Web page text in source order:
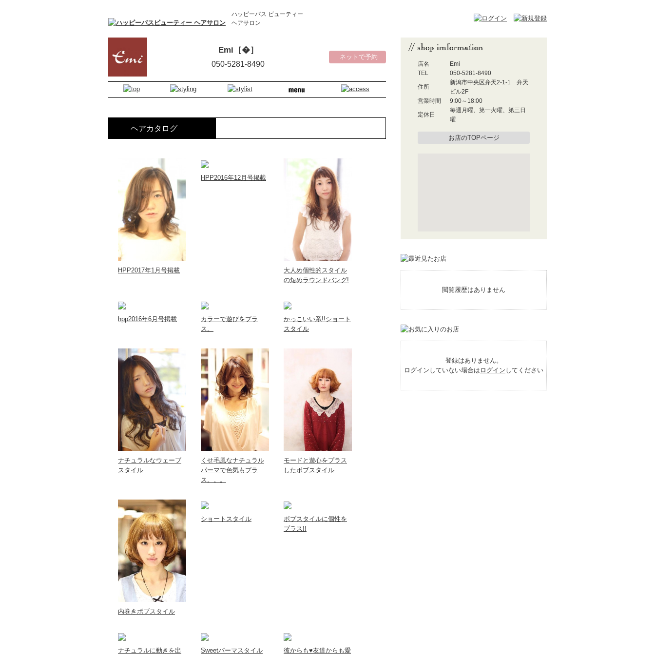
ハッピーパス ビューティー
ヘアサロン
Emi［�］
050-5281-8490
ネットで予約
ヘアカタログ
HPP2017年1月号掲載
HPP2016年12月号掲載
大人め個性的スタイル
の短めラウンドバング!
hpp2016年6月号掲載
カラーで遊びをプラ
ス。
かっこいい系!!ショート
スタイル
ナチュラルなウェーブ
スタイル
くせ毛風なナチュラル
パーマで色気もプラ
ス。。。
モードと遊心をプラス
したボブスタイル
内巻きボブスタイル
ショートスタイル
ボブスタイルに個性を
プラス!!
ナチュラルに動きを出 Sweetパーマスタイル 彼からも♥友達からも愛
店名
Emi
TEL
050-5281-8490
住所
新潟市中央区弁天2-1-1 弁天
ビル2F
営業時間
9:00～18:00
定休日
毎週月曜、第一火曜、第三日
曜
お店のTOPページ
閲覧履歴はありません
登録はありません。
ログインしていない場合は ログイン してください